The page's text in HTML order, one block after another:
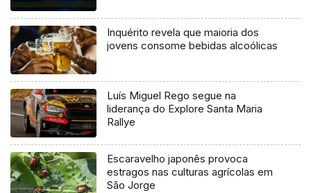
Inquérito revela que maioria dos
jovens consome bebidas alcoólicas
Luís Miguel Rego segue na
liderança do Explore Santa Maria
Rallye
Escaravelho japonês provoca
estragos nas culturas agrícolas em
São Jorge